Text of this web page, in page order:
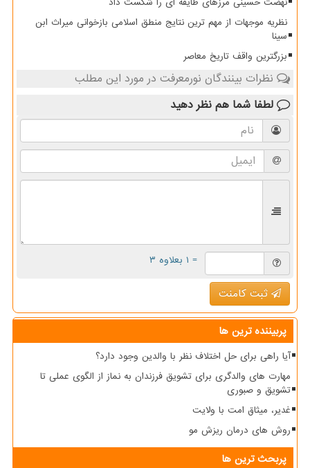
نهضت حسینی مرزهای طایفه ای را شکست داد
نظریه موجهات از مهم ترین نتایج منطق اسلامی بازخوانی میراث ابن
سینا
بزرگترین واقف تاریخ معاصر
نظرات بینندگان نورمعرفت در مورد این مطلب
لطفا شما هم نظر دهید
= ۱ بعلاوه ۳
ثبت کامنت
پربیننده ترین ها
آیا راهی برای حل اختلاف نظر با والدین وجود دارد؟
مهارت های والدگری برای تشویق فرزندان به نماز از الگوی عملی تا
تشویق و صبوری
غدیر، میثاق امت با ولایت
روش های درمان ریزش مو
پربحث ترین ها